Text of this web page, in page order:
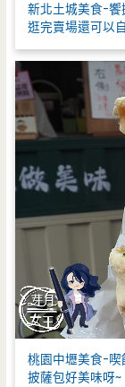
新北土城美食-
逛完賣場還可以
桃園中壢美食-
披薩包好美味呀~